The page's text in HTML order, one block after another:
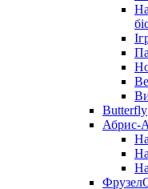
Butterfly
Абрис-